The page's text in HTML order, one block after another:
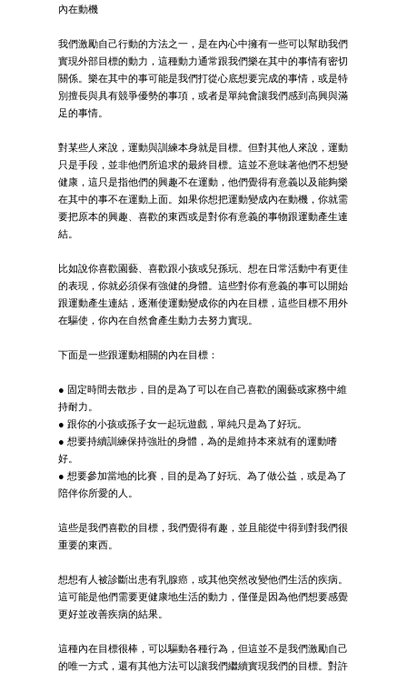
內在動機
我們激勵自己行動的方法之一，是在內心中擁有一些可以幫助我們
實現外部目標的動力，這種動力通常跟我們樂在其中的事情有密切
關係。樂在其中的事可能是我們打從心底想要完成的事情，或是特
別擅長與具有競爭優勢的事項，或者是單純會讓我們感到高興與滿
足的事情。
對某些人來說，運動與訓練本身就是目標。但對其他人來說，運動
只是手段，並非他們所追求的最終目標。這並不意味著他們不想變
健康，這只是指他們的興趣不在運動，他們覺得有意義以及能夠樂
在其中的事不在運動上面。如果你想把運動變成內在動機，你就需
要把原本的興趣、喜歡的東西或是對你有意義的事物跟運動產生連
結。
比如說你喜歡園藝、喜歡跟小孩或兒孫玩、想在日常活動中有更佳
的表現，你就必須保有強健的身體。這些對你有意義的事可以開始
跟運動產生連結，逐漸使運動變成你的內在目標，這些目標不用外
在驅使，你內在自然會產生動力去努力實現。
下面是一些跟運動相關的內在目標：
● 固定時間去散步，目的是為了可以在自己喜歡的園藝或家務中維
持耐力。
● 跟你的小孩或孫子女一起玩遊戲，單純只是為了好玩。
● 想要持續訓練保持強壯的身體，為的是維持本來就有的運動嗜
好。
● 想要參加當地的比賽，目的是為了好玩、為了做公益，或是為了
陪伴你所愛的人。
這些是我們喜歡的目標，我們覺得有趣，並且能從中得到對我們很
重要的東西。
想想有人被診斷出患有乳腺癌，或其他突然改變他們生活的疾病。
這可能是他們需要更健康地生活的動力，僅僅是因為他們想要感覺
更好並改善疾病的結果。
這種內在目標很棒，可以驅動各種行為，但這並不是我們激勵自己
的唯一方式，還有其他方法可以讓我們繼續實現我們的目標。對許